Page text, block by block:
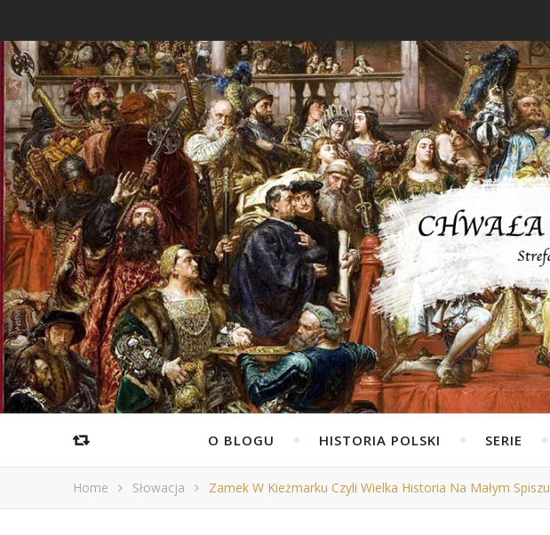
O BLOGU HISTORIA POLSKI SERIE
Home Słowacja Zamek W Kieżmarku Czyli Wielka Historia Na Małym Spiszu